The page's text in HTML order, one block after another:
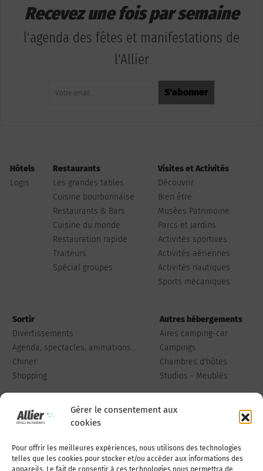
Gérer le consentement aux
cookies
Pour offrir les meilleures expériences, nous utilisons des technologies
telles que les cookies pour stocker et/ou accéder aux informations des
appareils. Le fait de consentir à ces technologies nous permettra de
Recevez une fois par semaine
l'agenda des fêtes et manifestations de
l'Allier
Hôtels
Logis
Restaurants
Les grandes tables
Cuisine bourbonnaise
Restaurants & Bars
Cuisine du monde
Restauration rapide
Traiteurs
Spécial groupes
Visites et Activités
Découvrir
Bien être
Musées Patrimoine
Parcs et Jardins
Activités sportives
Activités aériennes
Activités nautiques
Sports mécaniques
Sortir
Divertissements
Agenda, spectacles, animations...
Chiner
Shopping
Autres hébergements
Aires camping-car
Campings
Chambres d'hôtes
Studios - Meublés
Qui sommes-nous Publiez votre annonce